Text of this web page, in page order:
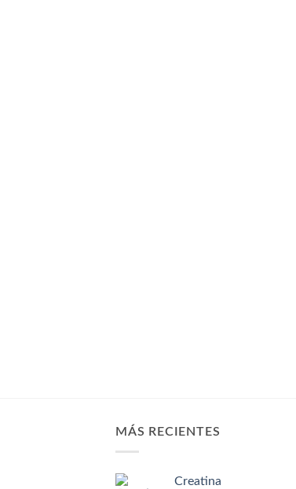
MÁS RECIENTES
Creatina